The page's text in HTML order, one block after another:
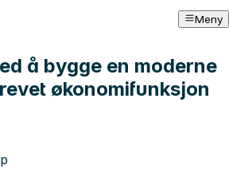
Meny
å bygge en moderne
økonomifunksjon